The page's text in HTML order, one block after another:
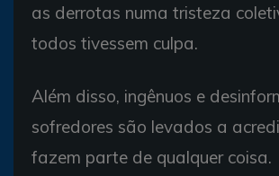
as derrotas numa tristeza
todos tivessem culpa.
Além disso, ingênuos e
sofredores são levados a
fazem parte de qualquer coisa.